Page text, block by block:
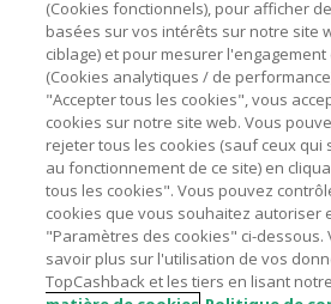
Contactez-nous
Mentions légales
Nos sites UK US CN JP
(Cookies fonctionnels), pour afficher
basées sur vos intérêts sur notre site
ciblage) et pour mesurer
(Cookies analytiques / de
"Accepter tous les cookies", vous
cookies sur notre site web. Vous
rejeter tous les cookies (sauf ceux qui
au fonctionnement de ce site) en
tous les cookies". Vous pouvez
cookies que vous souhaitez autoriser
"Paramètres des cookies" ci-dessous.
savoir plus sur l'utilisation de vos
TopCashback et les tiers en lisant notre